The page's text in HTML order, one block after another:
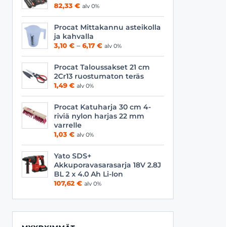
Vyöt
82,33 € alv 0%
Procat Mittakannu asteikolla
ja kahvalla
3,10 € – 6,17 €Hintaluokka:
6,17 €
alv 0%
Procat Taloussakset 21 cm
2Cr13 ruostumaton teräs
1,49 € alv 0%
Procat Katuharja 30 cm 4-
riviä nylon harjas 22 mm
varrelle
1,03 € alv 0%
Yato SDS+
Akkuporavasarasarja 18V 2.8J
BL 2 x 4.0 Ah Li-Ion
107,62 € alv 0%